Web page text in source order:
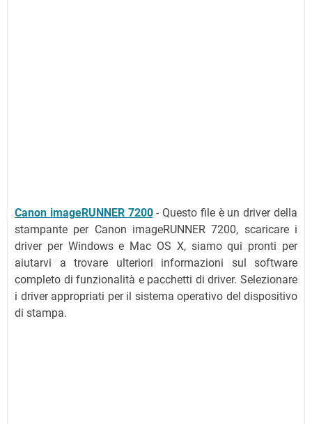
Canon imageRUNNER 7200- Questo file è un driver della
stampante per Canon imageRUNNER 7200, scaricare i
driver per Windows e Mac OS X, siamo qui pronti per
aiutarvi a trovare ulteriori informazioni sul software
completo di funzionalità e pacchetti di driver. Selezionare
i driver appropriati per il sistema operativo del dispositivo
di stampa.